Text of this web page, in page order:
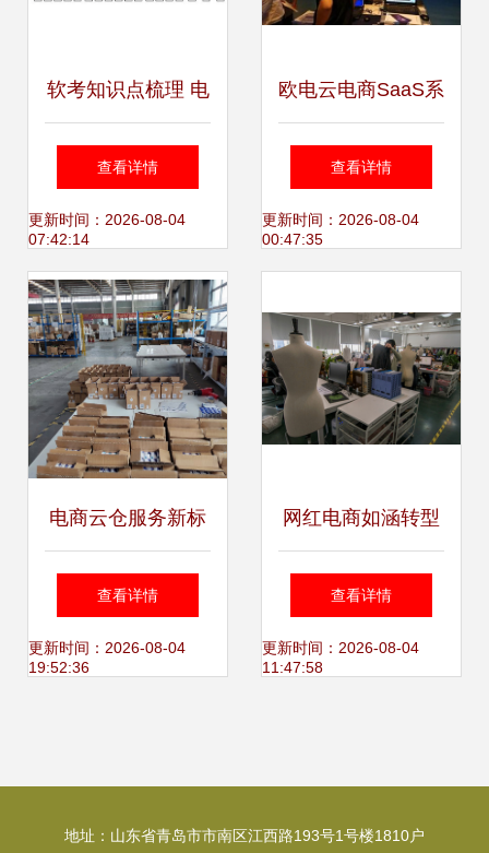
软考知识点梳理 电
子商务及相关概念
与技术服务
查看详情
更新时间：2026-08-04
07:42:14
欧电云电商SaaS系
统 助推浪潮打造互
联网云服务生态圈
查看详情
更新时间：2026-08-04
00:47:35
电商云仓服务新标
杆 立足广州，辐射
全国，12年经验赋
查看详情
更新时间：2026-08-04
19:52:36
网红电商如涵转型
经纪业务能否有效
控制成本？
查看详情
更新时间：2026-08-04
11:47:58
地址：山东省青岛市市南区江西路193号1号楼1810户